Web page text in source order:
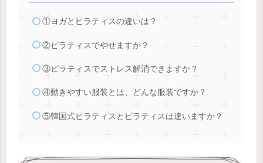
①ヨガとピラティスの違いは？
②ピラティスでやせますか？
③ピラティスでストレス解消できますか？
④動きやすい服装とは、どんな服装ですか？
⑤韓国式ピラティスとピラティスは違いますか？